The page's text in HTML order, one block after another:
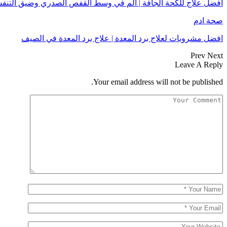
افضل علاج للكحة الجافة | ألم في وسط القفص الصدري وضيق
صحة ادم
افضل مشروبات لعلاج برد المعدة | علاج برد المعدة في الصيف
Prev Next
Leave A Reply
Your email address will not be published.